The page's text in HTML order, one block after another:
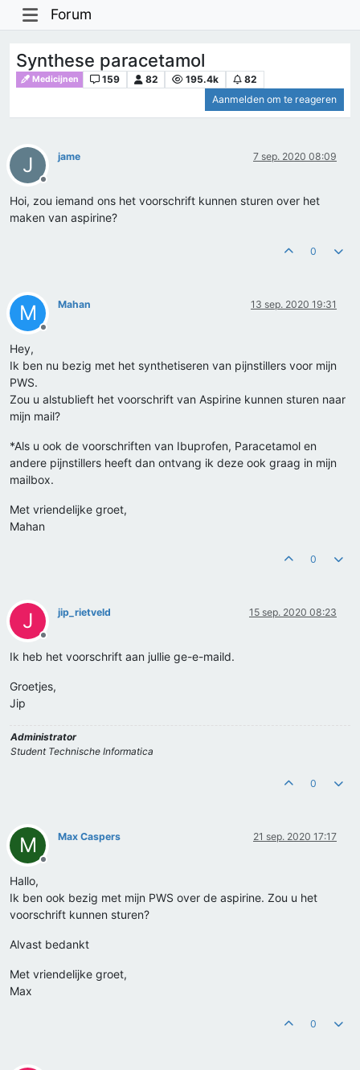
Forum
Synthese paracetamol
Medicijnen 159 82 195.4k
82
Aanmelden om te reageren
J
Offline
jame 7 sep. 2020 08:09
Hoi, zou iemand ons het voorschrift kunnen sturen over het
maken van aspirine?
0
M
Offline
Mahan 13 sep. 2020 19:31
Hey,
Ik ben nu bezig met het synthetiseren van pijnstillers voor mijn
PWS.
Zou u alstublieft het voorschrift van Aspirine kunnen sturen naar
mijn mail?
*Als u ook de voorschriften van Ibuprofen, Paracetamol en
andere pijnstillers heeft dan ontvang ik deze ook graag in mijn
mailbox.
Met vriendelijke groet,
Mahan
0
J
Offline
jip_rietveld 15 sep. 2020 08:23
Ik heb het voorschrift aan jullie ge-e-maild.
Groetjes,
Jip
Administrator
Student Technische Informatica
0
M
Offline
Max Caspers 21 sep. 2020 17:17
Hallo,
Ik ben ook bezig met mijn PWS over de aspirine. Zou u het
voorschrift kunnen sturen?
Alvast bedankt
Met vriendelijke groet,
Max
0